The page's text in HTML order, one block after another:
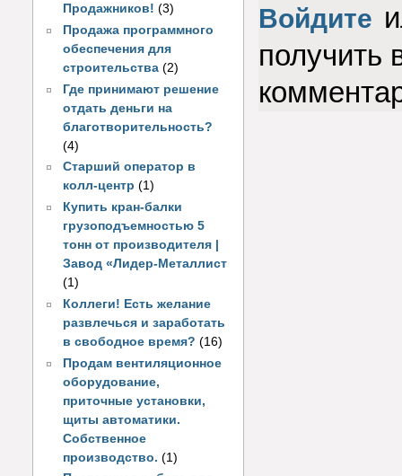
Продажников! (3)
Продажа программного
обеспечения для
строительства (2)
Где принимают решение
отдать деньги на
благотворительность?
(4)
Старший оператор в
колл-центр (1)
Купить кран-балки
грузоподъемностью 5
тонн от производителя |
Завод «Лидер-Металлист
(1)
Коллеги! Есть желание
развлечься и заработать
в свободное время? (16)
Продам вентиляционное
оборудование,
приточные установки,
щиты автоматики.
Собственное
производство. (1)
Войдите
получить